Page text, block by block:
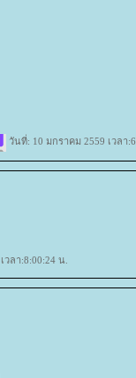
วันที่: 10 มกราคม 2559 เวลา
ลา:8:00:24 น.